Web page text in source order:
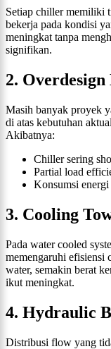
Setiap chiller memiliki
bekerja pada kondisi
meningkat tanpa
signifikan.
2.
Masih banyak proyek
di atas kebutuhan
Akibatnya:
Chiller sering
Partial load
Konsumsi
3. Cooling
Pada water cooled
memengaruhi efisiensi
water, semakin berat
ikut meningkat.
4. Hydraulic
Distribusi flow yang